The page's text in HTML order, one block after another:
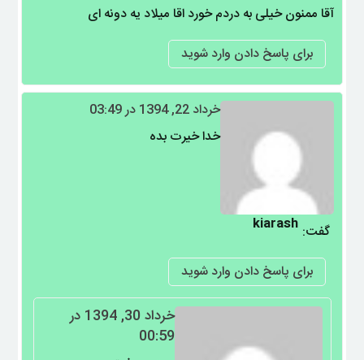
آقا ممنون خیلی به دردم خورد اقا میلاد یه دونه ای
برای پاسخ دادن وارد شوید
kiarash گفت:
خرداد 22, 1394 در 03:49
خدا خیرت بده
برای پاسخ دادن وارد شوید
خرداد 30, 1394 در
00:59